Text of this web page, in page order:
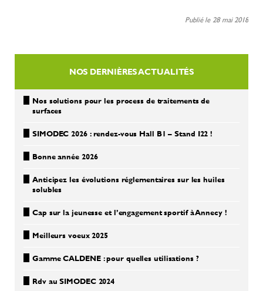
Publié le 28 mai 2018
NOS DERNIÈRES ACTUALITÉS
Nos solutions pour les process de traitements de
surfaces
SIMODEC 2026 : rendez-vous Hall B1 – Stand I22 !
Bonne année 2026
Anticipez les évolutions réglementaires sur les huiles
solubles
Cap sur la jeunesse et l’engagement sportif à Annecy !
Meilleurs voeux 2025
Gamme CALDENE : pour quelles utilisations ?
Rdv au SIMODEC 2024